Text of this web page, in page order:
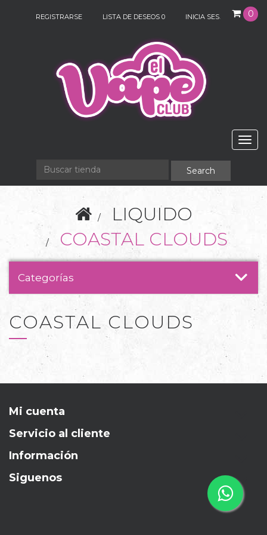
0
REGISTRARSE LISTA DE DESEOS 0 INICIA SESIÓN
LIQUIDO
COASTAL CLOUDS
Categorías
COASTAL CLOUDS
Mi cuenta
Servicio al cliente
Información
Siguenos